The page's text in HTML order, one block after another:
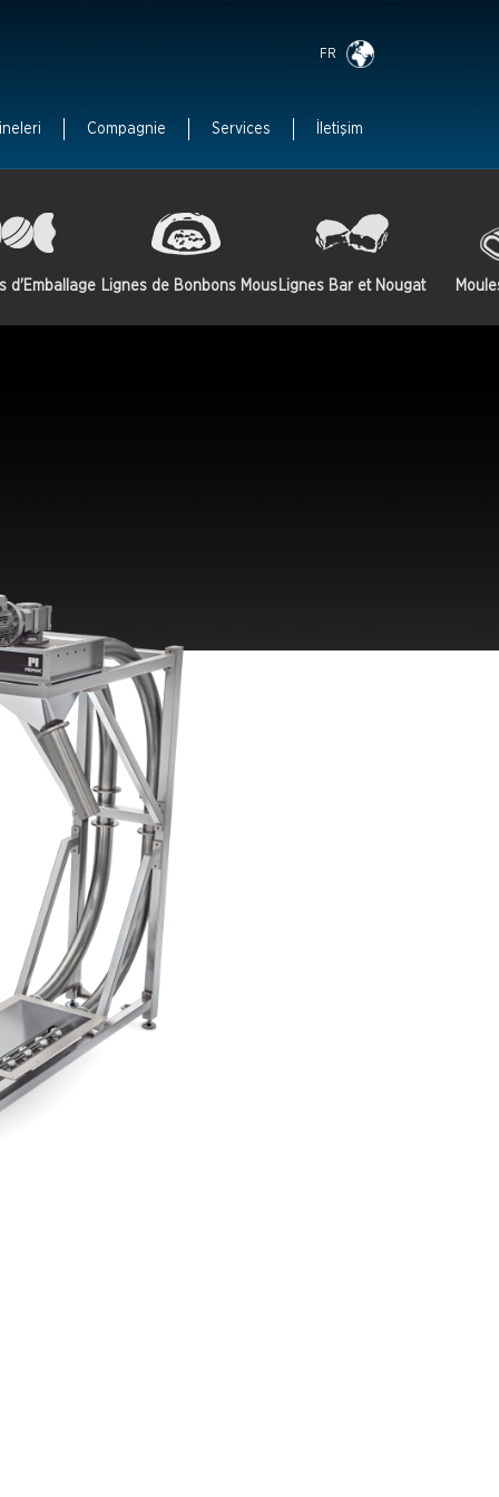
FR
Compagnie Services İletişim
d'Emballage Lignes de Bonbons Mous Lignes Bar et Nougat